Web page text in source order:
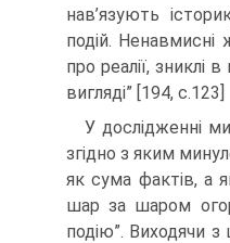
нав’язують
подій. Ненавмисні
про реалії, зниклі
вигляді” [194, c.123]
У дослідженні
згідно з яким
як сума фактів, а
шар за шаром
подію”. Виходячи з